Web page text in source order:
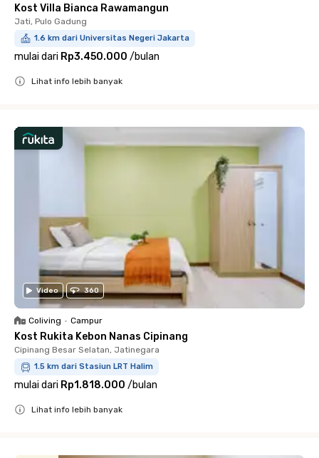
Kost Villa Bianca Rawamangun
Jati, Pulo Gadung
1.6 km dari Universitas Negeri Jakarta
mulai dari Rp3.450.000 /bulan
Lihat info lebih banyak
Video 360
Coliving • Campur
Kost Rukita Kebon Nanas Cipinang
Cipinang Besar Selatan, Jatinegara
1.5 km dari Stasiun LRT Halim
mulai dari Rp1.818.000 /bulan
Lihat info lebih banyak